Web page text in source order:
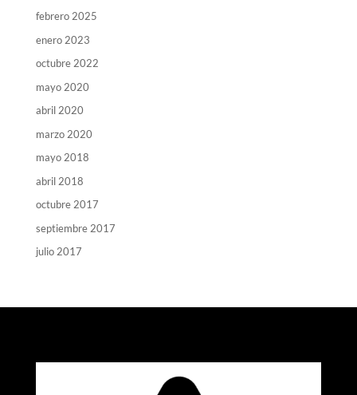
febrero 2025
enero 2023
octubre 2022
mayo 2020
abril 2020
marzo 2020
mayo 2018
abril 2018
octubre 2017
septiembre 2017
julio 2017